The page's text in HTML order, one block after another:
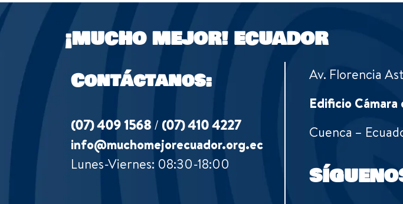
¡MUCHO MEJOR! ECUADOR
Contáctanos:
(07) 409 1568 / (07) 410 4227
info@muchomejorecuador.org.ec
Lunes-Viernes: 08:30-18:00
Av. Florencia
Edificio
Cuenca –